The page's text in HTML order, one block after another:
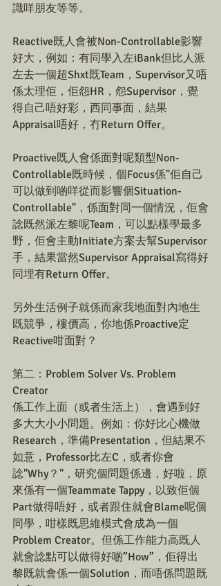
識咩朋友等等。
Reactive既人會被Non-Controllable影響
好大，例如：有同學入左iBank但比人派
左去一個超Shxt既Team，Supervisor又唔
係太理佢，佢怨HR，怨Supervisor，覺
得自己唔好彩，西同事面，結果
Appraisal唔好，冇Return Offer。
Proactive既人會係面對呢類型Non-
Controllable既時候，個Focus係"佢自己
可以做到啲咩從而影響個Situation-
Controllable"，係面對同一個情況，佢會
諗既然派左黎呢Team，可以點樣學最多
野，佢會主動Initiate方案去幫Supervisor
手，結果當然Supervisor Appraisal寫得好
同埋有Return Offer。
另外生活例子就係而家我地面對內地生
既競爭，樓價高，你地係Proactive定
Reactive咁面對？
第二：Problem Solver Vs. Problem
Creator
係工作上面（或者生活上），會遇到好
多大大小小問題。例如：你好比心機做
Research，準備Presentation，但結果不
如意，Professor比左C，或者你會
諗"Why？"，研究個問題係邊，好啦，原
來係有一個Teammate Tappy，以致佢個
Part做得唔好，或者跟住就會Blame呢個
同學，咁樣既思維模式會成為一個
Problem Creator。但係工作能力高既人
就會諗點可以做得好啲”How”，佢得出
黎既就會係一個Solution，而唔係問題既